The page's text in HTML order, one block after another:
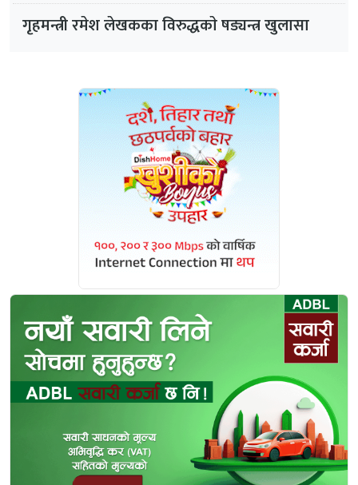
गृहमन्त्री रमेश लेखकका विरुद्धकाे षड्यन्त्र खुलासा